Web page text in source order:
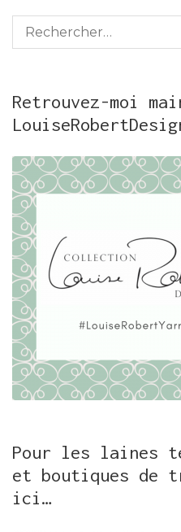
Rechercher :
Retrouvez-moi
Pour les laines
et boutiques de
ici…